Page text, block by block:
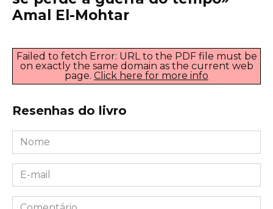
Amal El-Mohtar
Failed to fetch Error: URL to the PDF file must be
on exactly the same domain as the current web
page. Click here for more info
Resenhas do livro
Nome
*
E-
mail
*Comentário